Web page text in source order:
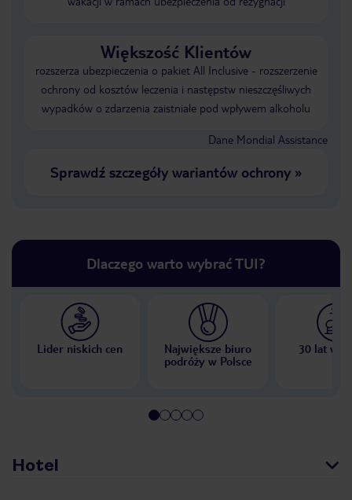
Większość Klientów
rozszerza ubezpieczenia o pakiet All Inclusive - rozszerzenie
ochrony od kosztów leczenia i następstw nieszczęśliwych
wypadków o zdarzenia zaistniałe pod wpływem alkoholu
Dane Mondial Assistance
Sprawdź szczegóły wariantów ochrony»
Dlaczego warto wybrać TUI?
Lider niskich cen
Największe biuro
podróży w Polsce
30 lat w
Hotel